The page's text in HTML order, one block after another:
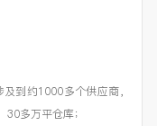
到约1000多个供应商，
多万平仓库；